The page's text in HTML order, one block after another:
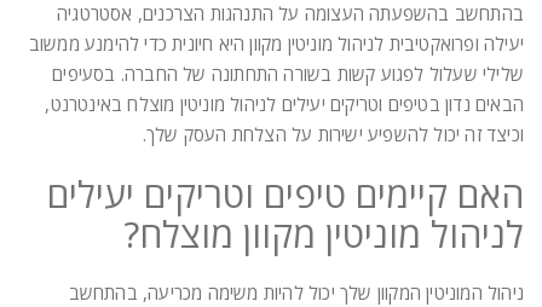
בהתחשב בהשפעתה העצומה על התנהגות הצרכנים, אסטרטגיה
יעילה ופרואקטיבית לניהול מוניטין מקוון היא חיונית כדי להימנע ממשוב
שלילי שעלול לפגוע קשות בשורה התחתונה של החברה. בסעיפים
הבאים נדון בטיפים וטריקים יעילים לניהול מוניטין מוצלח באינטרנט,
וכיצד זה יכול להשפיע ישירות על הצלחת העסק שלך.
האם קיימים טיפים וטריקים יעילים
לניהול מוניטין מקוון מוצלח?
ניהול המוניטין המקוון שלך יכול להיות משימה מכריעה, בהתחשב